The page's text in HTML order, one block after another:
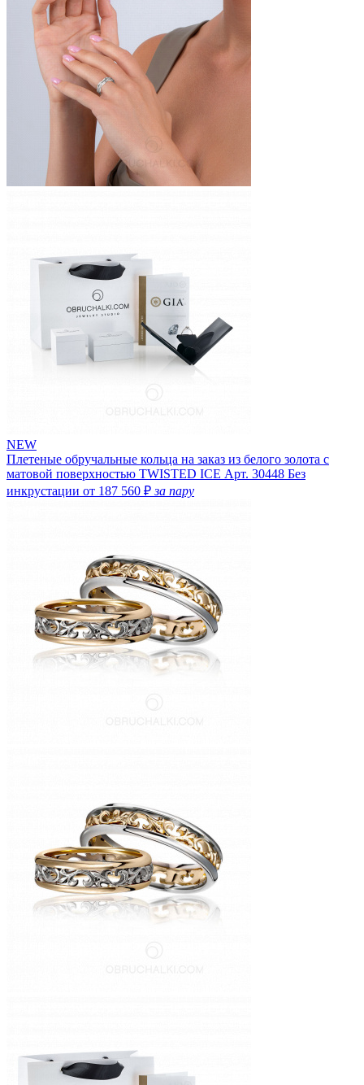
NEW
Плетеные обручальные кольца на заказ из белого золота с
матовой поверхностью TWISTED ICE Арт. 30448 Без
инкрустации от 187 560 ₽за пару